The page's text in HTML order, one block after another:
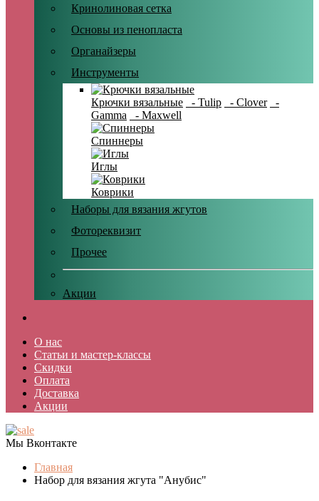
Кринолиновая сетка
Основы из пенопласта
Органайзеры
Инструменты
Крючки вязальные - Tulip - Clover
-
Gamma
- Maxwell
Спиннеры
Иглы
Коврики
Наборы для вязания жгутов
Фотореквизит
Прочее
Акции
О нас
Статьи и мастер-классы
Скидки
Оплата
Доставка
Акции
Мы Вконтакте
Главная
Набор для вязания жгута "Анубис"